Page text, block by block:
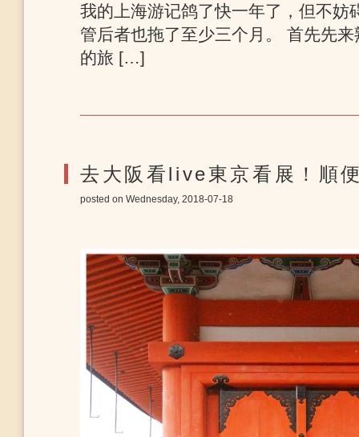
我的上海游记鸽了快一年了，但不妨
管后者也拖了至少三个月。 首先先
的旅 […]
去大阪看live東京看展！順
posted on Wednesday, 2018-07-18